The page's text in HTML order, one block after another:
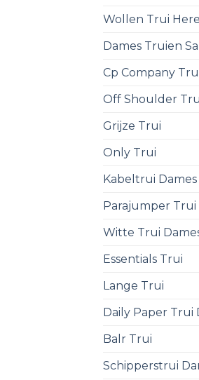
Wollen Trui
Dames Truien
Cp Company
Off Shoulder
Grijze Trui
Only Trui
Kabeltrui Dames
Parajumper Trui
Witte Trui
Essentials Trui
Lange Trui
Daily Paper Trui
Balr Trui
Schipperstrui